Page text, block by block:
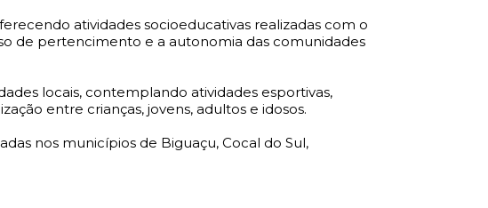
atividades socioeducativas realizadas com o
de pertencimento e a autonomia das comunidades
locais, contemplando atividades esportivas,
entre crianças, jovens, adultos e idosos.
nos municípios de Biguaçu, Cocal do Sul,